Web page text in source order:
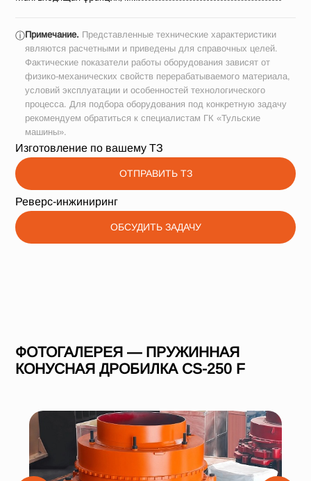
ⓘПримечание. Представленные технические характеристики
являются расчетными и приведены для справочных целей.
Фактические показатели работы оборудования зависят от
физико-механических свойств перерабатываемого материала,
условий эксплуатации и особенностей технологического
процесса. Для подбора оборудования под конкретную задачу
рекомендуем обратиться к специалистам ГК «Тульские
машины».
Изготовление по вашему ТЗ
ОТПРАВИТЬ ТЗ
Реверс-инжиниринг
ОБСУДИТЬ ЗАДАЧУ
ФОТОГАЛЕРЕЯ — ПРУЖИННАЯ
КОНУСНАЯ ДРОБИЛКА СS-250 F